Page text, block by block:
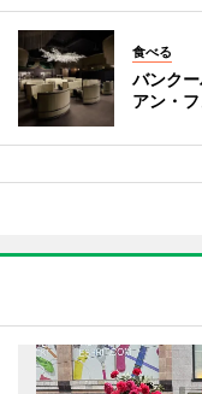
食べる
バンク
アン・